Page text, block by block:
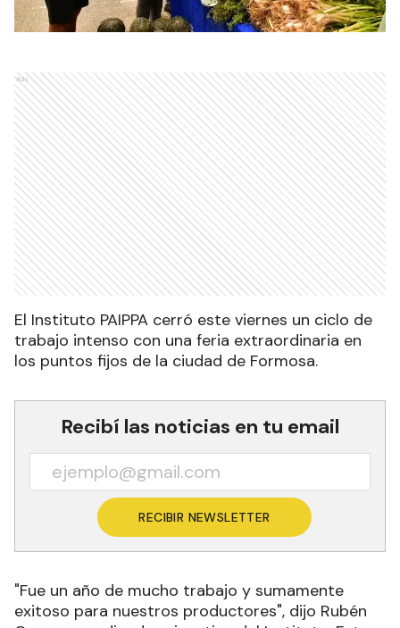
Ads
El Instituto PAIPPA cerró este viernes un ciclo de
trabajo intenso con una feria extraordinaria en
los puntos fijos de la ciudad de Formosa.
Recibí las noticias en tu email
RECIBIR NEWSLETTER
"Fue un año de mucho trabajo y sumamente
exitoso para nuestros productores", dijo Rubén